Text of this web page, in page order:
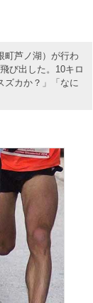
町芦ノ湖）が行わ
び出した。10キロ
ズカか？」「なに